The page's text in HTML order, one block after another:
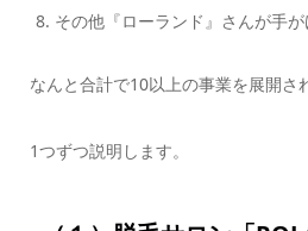
その他『ローランド』さんが手
なんと合計で10以上の事業を展開さ
1つずつ説明します。